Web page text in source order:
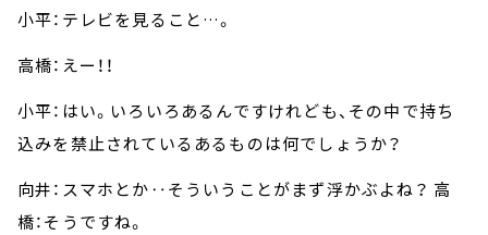
小平：テレビを見ること…。
高橋：えー！！
小平：はい。いろいろあるんですけれども、その中で持ち
込みを禁止されているあるものは何でしょうか？
向井：スマホとか‥そういうことがまず浮かぶよね？ 高
橋：そうですね。